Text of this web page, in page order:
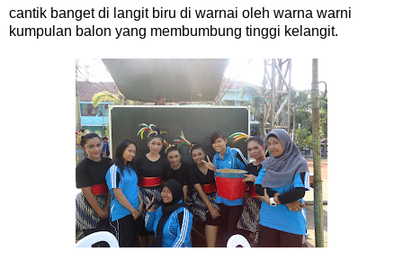
cantik banget di langit biru di warnai oleh warna warni
kumpulan balon yang membumbung tinggi kelangit.